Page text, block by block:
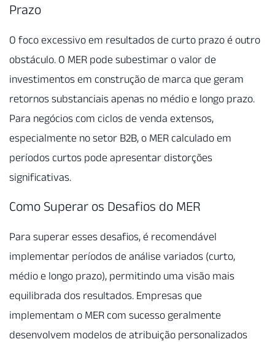
Prazo
O foco excessivo em resultados de curto prazo é outro
obstáculo. O MER pode subestimar o valor de
investimentos em construção de marca que geram
retornos substanciais apenas no médio e longo prazo.
Para negócios com ciclos de venda extensos,
especialmente no setor B2B, o MER calculado em
períodos curtos pode apresentar distorções
significativas.
Como Superar os Desafios do MER
Para superar esses desafios, é recomendável
implementar períodos de análise variados (curto,
médio e longo prazo), permitindo uma visão mais
equilibrada dos resultados. Empresas que
implementam o MER com sucesso geralmente
desenvolvem modelos de atribuição personalizados